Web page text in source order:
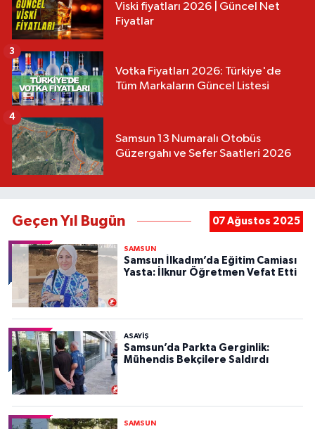
Viski fiyatları 2026 | Güncel Net
Fiyatlar
Votka Fiyatları 2026: Türkiye'de
Tüm Markaların Güncel Listesi
3
Samsun 13 Numaralı Otobüs
Güzergahı ve Sefer Saatleri 2026
4
Geçen Yıl Bugün 07 Ağustos 2025
SAMSUN
Samsun İlkadım’da Eğitim Camiası
Yasta: İlknur Öğretmen Vefat Etti
ASAYIŞ
Samsun’da Parkta Gerginlik:
Mühendis Bekçilere Saldırdı
SAMSUN